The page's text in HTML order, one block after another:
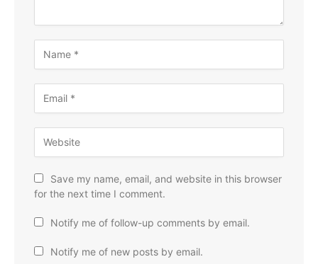
Save my name, email, and website in this browser
for the next time I comment.
Notify me of follow-up comments by email.
Notify me of new posts by email.